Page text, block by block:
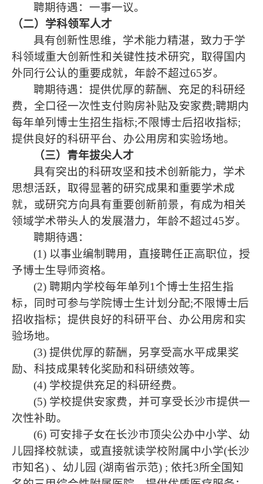
聘期待遇：一事一议。
（二）学科领军人才
具有创新性思维，学术能力精湛，致力于学
科领域重大创新性和关键性技术研究，取得国内
外同行公认的重要成就，年龄不超过65岁。
聘期待遇：提供优厚的薪酬、充足的科研经
费，全口径一次性支付购房补贴及安家费;聘期内
每年单列博士生招生指标;不限博士后招收指标;
提供良好的科研平台、办公用房和实验场地。
（三）青年拔尖人才
具有突出的科研攻坚和技术创新能力，学术
思想活跃，取得显著的研究成果和重要学术成
就，或研究方向具有重要创新前景，有成为相关
领域学术带头人的发展潜力，年龄不超过45岁。
聘期待遇：
(1) 以事业编制聘用，直接聘任正高职位，授
予博士生导师资格。
(2)聘期内学校每年单列 1个博士生招生指
标，同时可参与学院博士生计划分配;不限博士后
招收指标；提供良好的科研平台、办公用房和实
验场地。
(3)提供优厚的薪酬 ，另享受高水平成果奖
励、科技成果转化奖励和科研绩效等。
(4) 学校提供充足的科研经费。
(5) 学校提供安家费，并可享受长沙市提供一
次性补助。
(6) 可安排子女在长沙市顶尖公办中小学、幼
儿园择校就读，或直接就读学校附属中小学(长沙
市知名) 、幼儿园 (湖南省示范) ; 依托3所全国知